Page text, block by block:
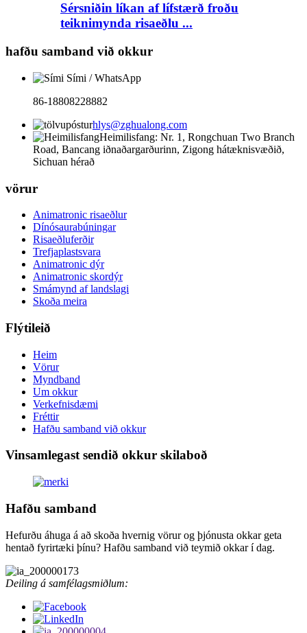
Sérsniðin líkan af lífstærð froðu
teiknimynda risaeðlu ...
hafðu samband við okkur
Sími / WhatsApp
86-18808228882
hlys@zghualong.com
Heimilisfang: Nr. 1, Rongchuan Two Branch
Road, Bancang iðnaðargarðurinn, Zigong hátæknisvæðið,
Sichuan hérað
vörur
Animatronic risaeðlur
Dínósaurabúningar
Risaeðluferðir
Trefjaplastsvara
Animatronic dýr
Animatronic skordýr
Smámynd af landslagi
Skoða meira
Flýtileið
Heim
Vörur
Myndband
Um okkur
Verkefnisdæmi
Fréttir
Hafðu samband við okkur
Vinsamlegast sendið okkur skilaboð
Hafðu samband
Hefurðu áhuga á að skoða hvernig vörur og þjónusta okkar geta
hentað fyrirtæki þínu? Hafðu samband við teymið okkar í dag.
Deiling á samfélagsmiðlum: